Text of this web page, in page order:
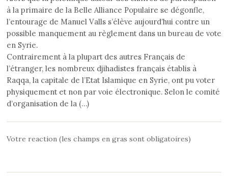
à la primaire de la Belle Alliance Populaire se dégonfle,
l’entourage de Manuel Valls s’élève aujourd’hui contre un
possible manquement au règlement dans un bureau de vote
en Syrie.
Contrairement à la plupart des autres Français de
l’étranger, les nombreux djihadistes français établis à
Raqqa, la capitale de l’Etat Islamique en Syrie, ont pu voter
physiquement et non par voie électronique. Selon le comité
d’organisation de la (…)
Votre reaction (les champs en gras sont obligatoires)